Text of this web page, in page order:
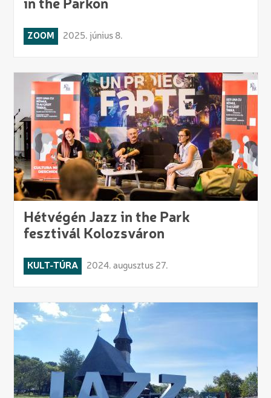
in the Parkon
ZOOM 2025. június 8.
Hétvégén Jazz in the Park
fesztivál Kolozsváron
KULT-TÚRA 2024. augusztus 27.